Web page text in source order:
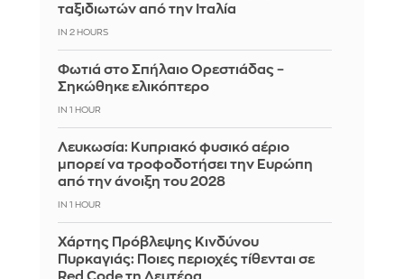
ταξιδιωτών από την Ιταλία
IN 2 HOURS
Φωτιά στο Σπήλαιο Ορεστιάδας –
Σηκώθηκε ελικόπτερο
IN 1 HOUR
Λευκωσία: Κυπριακό φυσικό αέριο
μπορεί να τροφοδοτήσει την Ευρώπη
από την άνοιξη του 2028
IN 1 HOUR
Χάρτης Πρόβλεψης Κινδύνου
Πυρκαγιάς: Ποιες περιοχές τίθενται σε